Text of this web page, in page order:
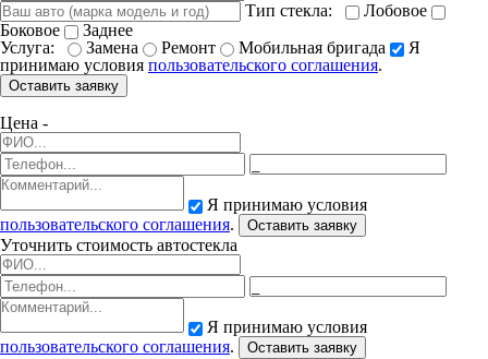
Тип стекла:
Лобовое
Боковое
Заднее
Услуга:
Замена Ремонт Мобильная бригада
Я
принимаю условия пользовательского соглашения.
Оставить заявку
Цена -
Я принимаю условия
пользовательского соглашения. Оставить заявку
Уточнить стоимость автостекла
Я принимаю условия
пользовательского соглашения. Оставить заявку